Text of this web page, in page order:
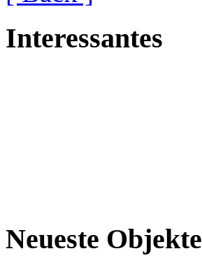
Interessantes
Neueste Objekte